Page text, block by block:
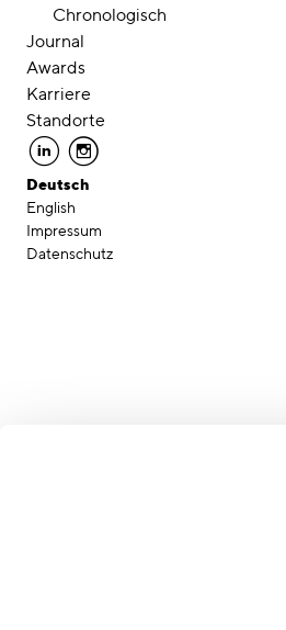
Chronologisch
Journal
Awards
Karriere
Standorte
linkedin instagram
Deutsch
English
Impressum
Datenschutz